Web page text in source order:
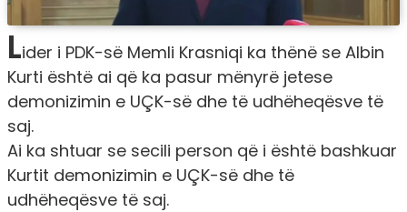
Lider i PDK-së Memli Krasniqi ka thënë se Albin
Kurti është ai që ka pasur mënyrë jetese
demonizimin e UÇK-së dhe të udhëheqësve të
saj.
Ai ka shtuar se secili person që i është bashkuar
Kurtit demonizimin e UÇK-së dhe të
udhëheqësve të saj.